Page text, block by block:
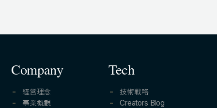
Company
経営理念
事業概観
Tech
技術戦略
Creators Blog